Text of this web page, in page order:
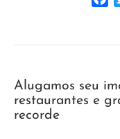
Alugamos seu
restaurantes e
recorde